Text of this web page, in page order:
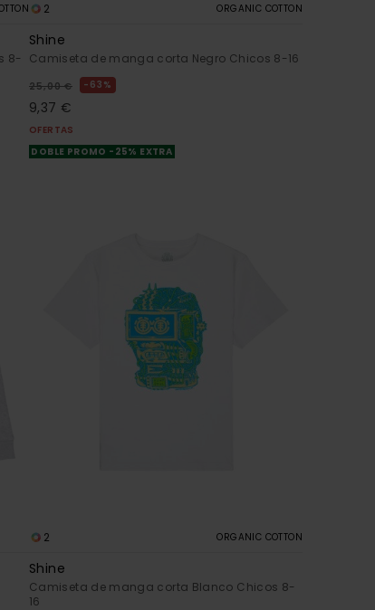
8-
2 ORGANIC COTTON
Shine
Camiseta de manga corta Negro Chicos 8-16
25,00 € 63%
9,37 €
OFERTAS
DOBLE PROMO -25% EXTRA
2 ORGANIC COTTON
Shine
Camiseta de manga corta Blanco Chicos 8-
16